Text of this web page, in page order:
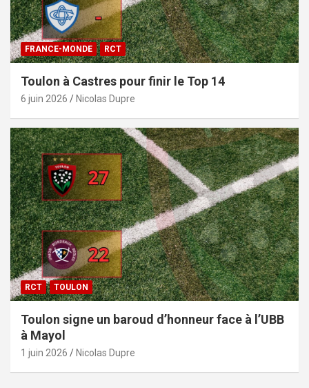
FRANCE-MONDE RCT
Toulon à Castres pour finir le Top 14
6 juin 2026 Nicolas Dupre
RCT TOULON
Toulon signe un baroud d’honneur face à l’UBB
à Mayol
1 juin 2026 Nicolas Dupre